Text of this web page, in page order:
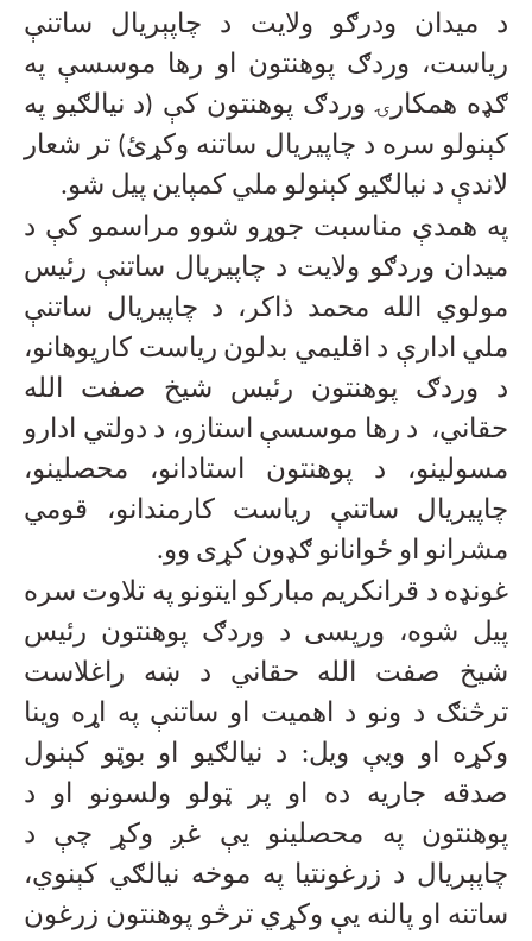
د میدان ودرګو ولایت د چاپېریال ساتنې
ریاست، وردګ پوهنتون او رها موسسې په
ګډه همکارۍ وردګ پوهنتون کې (د نیالګیو په
کېنولو سره د چاپیریال ساتنه وکړئ) تر شعار
لاندې د نیالګیو کېنولو ملي کمپاین پیل شو.
په همدې مناسبت جوړو شوو مراسمو کې د
میدان وردګو ولایت د چاپیریال ساتنې رئیس
مولوي الله محمد ذاکر، د چاپیریال ساتنې
ملي ادارې د اقلیمي بدلون ریاست کارپوهانو،
د وردګ پوهنتون رئیس شیخ صفت الله
حقاني، د رها موسسې استازو، د دولتي ادارو
مسولینو، د پوهنتون استادانو، محصلینو،
چاپیریال ساتنې ریاست کارمندانو، قومي
مشرانو او ځوانانو ګډون کړی وو.
غونډه د قرانکریم مبارکو ایتونو په تلاوت سره
پیل شوه، ورپسی د وردګ پوهنتون رئیس
شیخ صفت الله حقاني د ښه راغلاست
ترڅنګ د ونو د اهمیت او ساتنې په اړه وینا
وکړه او ویې ویل: د نیالګیو او بوټو کېنول
صدقه جاریه ده او پر ټولو ولسونو او د
پوهنتون په محصلینو یې غږ وکړ چې د
چاپېریال د زرغونتیا په موخه نیالګي کېنوي،
ساتنه او پالنه يې وکړي ترڅو پوهنتون زرغون